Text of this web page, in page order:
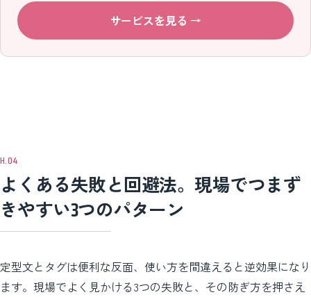
サービスを見る →
よくある失敗と回避法。現場でつまず
きやすい3つのパターン
定型文とタグは便利な反面、使い方を間違えると逆効果になり
ます。現場でよく見かける3つの失敗と、その防ぎ方を押さえ